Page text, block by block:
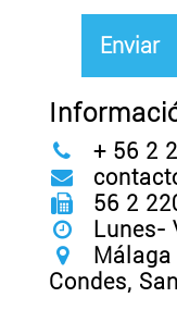
+ 56 2
56 2
Lunes-
Condes,